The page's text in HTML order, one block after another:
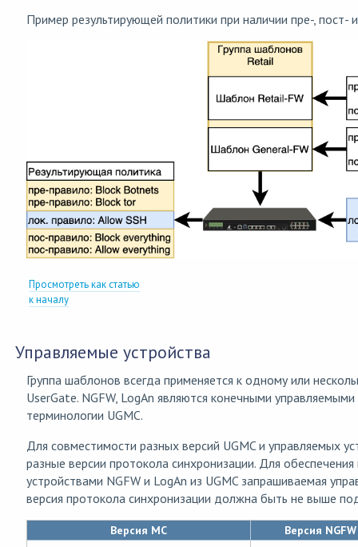
Пример результирующей политики при наличии пре-, пост-
Просмотреть как статью
к началу
Управляемые устройства
Группа шаблонов всегда применяется к одному или
UserGate. NGFW, LogAn являются конечными
терминологии UGMC.
Для совместимости разных версий UGMC и управляемых
разные версии протокола синхронизации. Для
устройствами NGFW и LogAn из UGMC запрашиваемая
версия протокола синхронизации должна быть не выше
Версия MC Версия NGFW